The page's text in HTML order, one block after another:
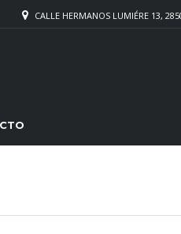
CALLE HERMANOS LUMIÉRE 13,